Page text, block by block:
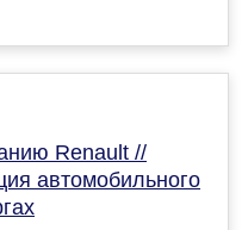
Renault //
автомобильного